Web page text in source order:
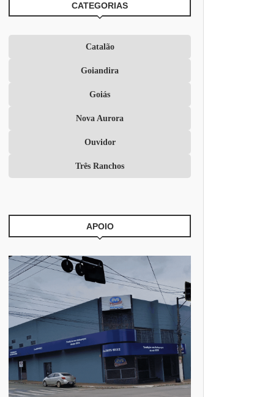
3 de agosto de 2026 3 de agosto de 2026
CATEGORIAS
Catalão
Goiandira
Goiás
Nova Aurora
Ouvidor
Três Ranchos
APOIO